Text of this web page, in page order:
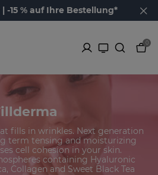
-15 % auf Ihre Bestellung*
0
fills in wrinkles. Next generation
term tensing and moisturizing
cell cohesion in your skin.
containing Hyaluronic
Collagen and Sweet Black Tea